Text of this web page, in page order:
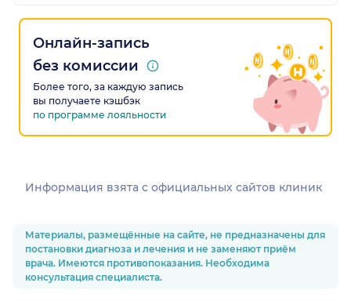
Онлайн-запись
без комиссии
Более того, за каждую запись
вы получаете кэшбэк
по программе лояльности
Информация взята c официальных сайтов клиник
Материалы, размещённые на сайте, не предназначены для
постановки диагноза и лечения и не заменяют приём
врача. Имеются противопоказания. Необходима
консультация специалиста.